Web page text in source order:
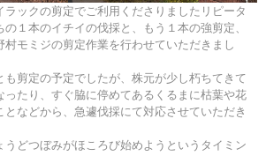
ラックの剪定でご利用くださりましたリピータ
１本のイチイの伐採と、もう１本の強剪定、
村モミジの剪定作業を行わせていただきまし
も剪定の予定でしたが、株元が少し朽ちてきて
ったり、すぐ脇に停めてあるくるまに枯葉や花
などから、急遽伐採にて対応させていただき
うどつぼみがほころび始めようというタイミン